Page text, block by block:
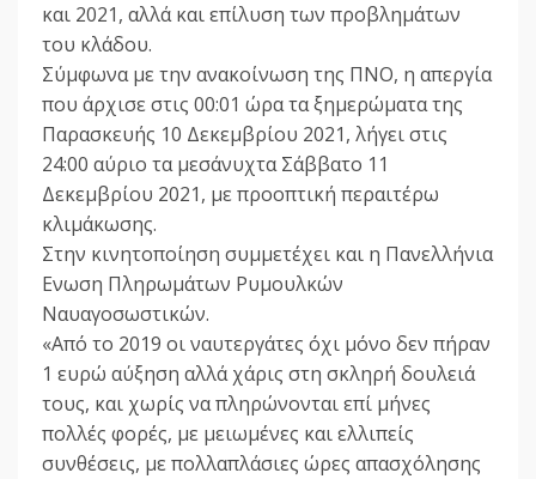
και 2021, αλλά και επίλυση των προβλημάτων
του κλάδου.
Σύμφωνα με την ανακοίνωση της ΠΝΟ, η απεργία
που άρχισε στις 00:01 ώρα τα ξημερώματα της
Παρασκευής 10 Δεκεμβρίου 2021, λήγει στις
24:00 αύριο τα μεσάνυχτα Σάββατο 11
Δεκεμβρίου 2021, με προοπτική περαιτέρω
κλιμάκωσης.
Στην κινητοποίηση συμμετέχει και η Πανελλήνια
Ενωση Πληρωμάτων Ρυμουλκών
Ναυαγοσωστικών.
«Aπό το 2019 οι ναυτεργάτες όχι μόνο δεν πήραν
1 ευρώ αύξηση αλλά χάρις στη σκληρή δουλειά
τους, και χωρίς να πληρώνονται επί μήνες
πολλές φορές, με μειωμένες και ελλιπείς
συνθέσεις, με πολλαπλάσιες ώρες απασχόλησης